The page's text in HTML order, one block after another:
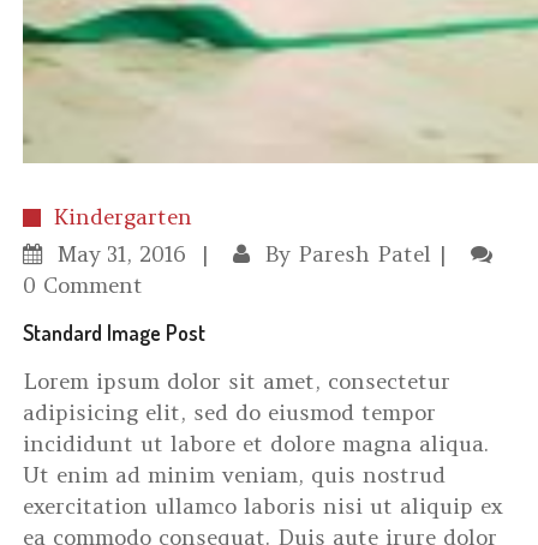
Kindergarten
May 31, 2016 By Paresh Patel
0 Comment
Standard Image Post
Lorem ipsum dolor sit amet, consectetur
adipisicing elit, sed do eiusmod tempor
incididunt ut labore et dolore magna aliqua.
Ut enim ad minim veniam, quis nostrud
exercitation ullamco laboris nisi ut aliquip ex
ea commodo consequat. Duis aute irure dolor